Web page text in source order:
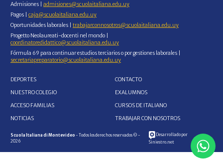
Admisiones | admisiones@scuolaitaliana.edu.uy
Pagos | caja@scuolaitaliana.edu.uy
Oportunidades laborales | trabajarconnosotros@scuolaitaliana.edu.uy
Progetto Neolaureati-docenti nel mondo |
coordinatoredidattico@scuolaitaliana.edu.uy
Fórmula 69 para continuar estudios terciarios o por gestiones laborales |
secretariapreparatorio@scuolaitaliana.edu.uy
DEPORTES
NUESTRO COLEGIO
ACCESO FAMILIAS
NOTICIAS
CONTACTO
EXALUMNOS
CURSOS DE ITALIANO
TRABAJAR CON NOSOTROS
Scuola Italiana di Montevideo - Todos los derechos reservados © -
2026
Desarrollado por
Siniestro.net